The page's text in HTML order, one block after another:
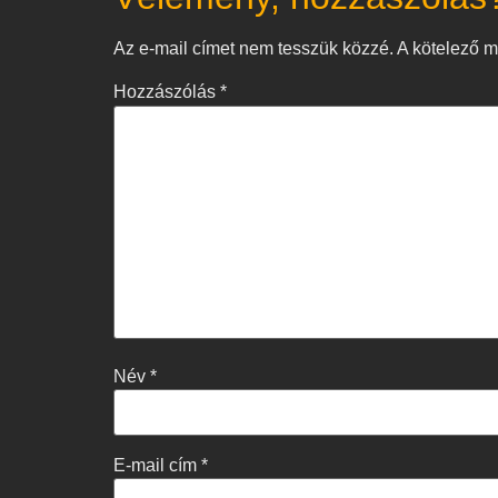
Az e-mail címet nem tesszük közzé. A kötelező
Hozzászólás *
Név *
E-mail cím *